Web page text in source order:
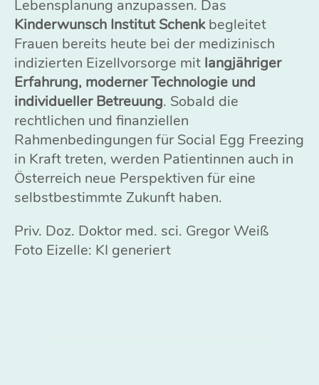
Lebensplanung anzupassen. Das
Kinderwunsch Institut Schenkbegleitet
Frauen bereits heute bei der medizinisch
indizierten Eizellvorsorge mit langjähriger
Erfahrung, moderner Technologie und
individueller Betreuung. Sobald die
rechtlichen und finanziellen
Rahmenbedingungen für Social Egg Freezing
in Kraft treten, werden Patientinnen auch in
Österreich neue Perspektiven für eine
selbstbestimmte Zukunft haben.
Priv. Doz. Doktor med. sci. Gregor Weiß
Foto Eizelle: KI generiert